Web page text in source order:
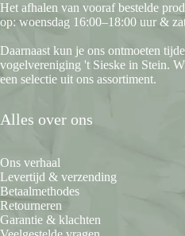
Het afhalen van vooraf bestelde
op: woensdag 16:00–18:00 uur &
Daarnaast kun je ons ontmoeten
vogelvereniging 't Sieske in Stein.
een selectie uit ons assortiment.
Alles over ons
Ons verhaal
Levertijd & verzending
Betaalmethodes
Retourneren
Garantie & klachten